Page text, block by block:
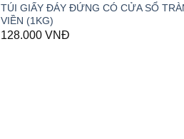
TÚI GIẤY ĐÁY ĐỨNG CÓ CỬA SỔ TRÀN
VIỀN (1KG)
128.000VNĐ